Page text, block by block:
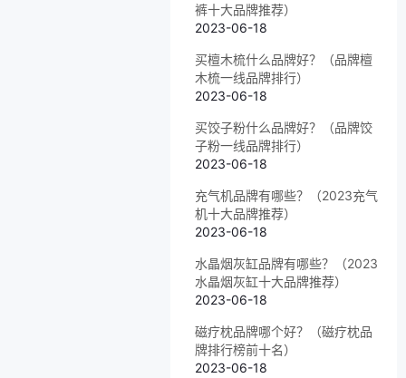
裤十大品牌推荐）
2023-06-18
买檀木梳什么品牌好？（品牌檀
木梳一线品牌排行）
2023-06-18
买饺子粉什么品牌好？（品牌饺
子粉一线品牌排行）
2023-06-18
充气机品牌有哪些？（2023充气
机十大品牌推荐）
2023-06-18
水晶烟灰缸品牌有哪些？（2023
水晶烟灰缸十大品牌推荐）
2023-06-18
磁疗枕品牌哪个好？（磁疗枕品
牌排行榜前十名）
2023-06-18